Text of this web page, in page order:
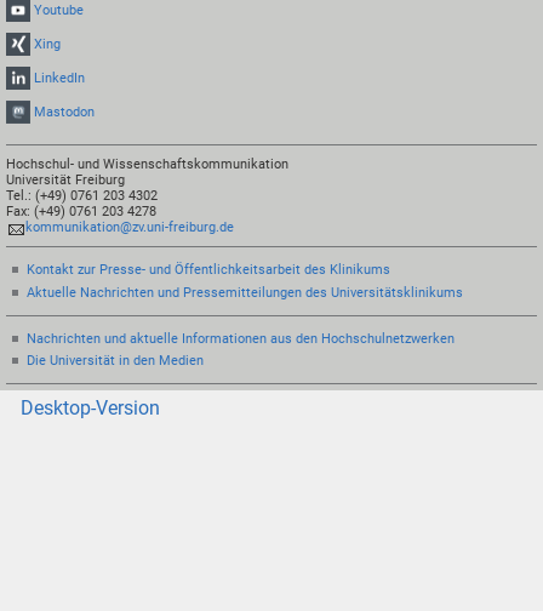
Youtube
Xing
LinkedIn
Mastodon
Hochschul- und Wissenschaftskommunikation
Universität Freiburg
Tel.: (+49) 0761 203 4302
Fax: (+49) 0761 203 4278
kommunikation@zv.uni-freiburg.de
Kontakt zur Presse- und Öffentlichkeitsarbeit des Klinikums
Aktuelle Nachrichten und Pressemitteilungen des Universitätsklinikums
Nachrichten und aktuelle Informationen aus den Hochschulnetzwerken
Die Universität in den Medien
Desktop-Version